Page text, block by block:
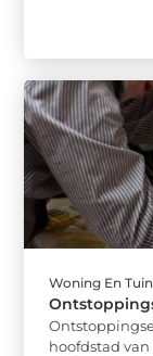
Woning En Tuin
hoofdstad